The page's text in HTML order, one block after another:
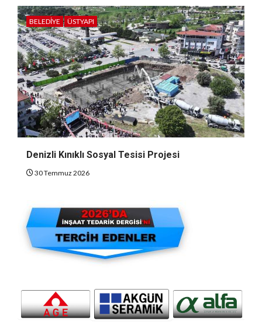
BELEDIYE ÜSTYAPI
Denizli Kınıklı Sosyal Tesisi Projesi
30 Temmuz 2026